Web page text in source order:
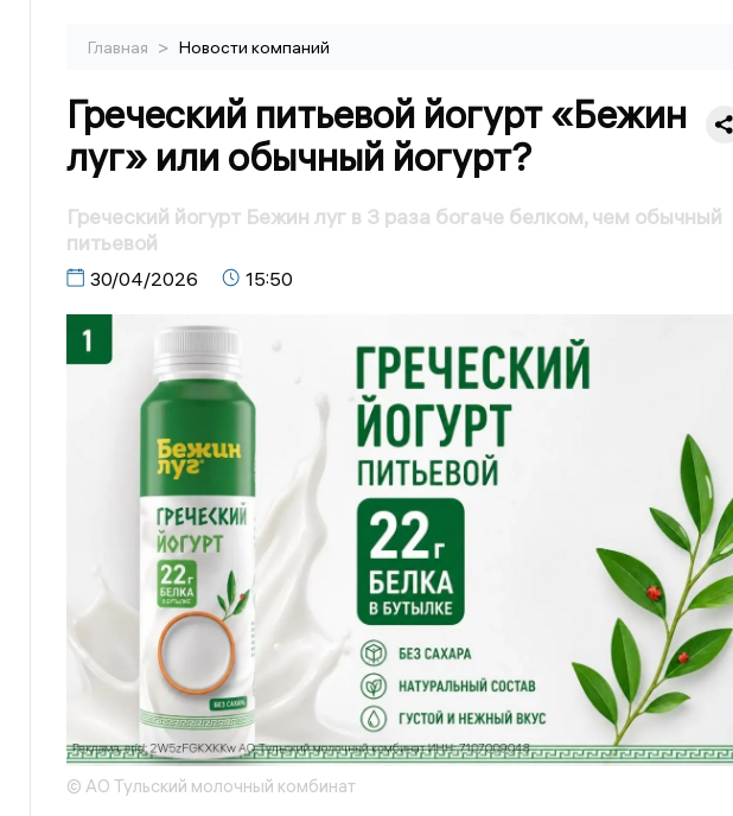
Главная > Новости компаний
Греческий питьевой йогурт «Бежин
луг» или обычный йогурт?
Греческий йогурт Бежин луг в 3 раза богаче белком, чем обычный
питьевой
30/04/2026 15:50
© АО Тульский молочный комбинат